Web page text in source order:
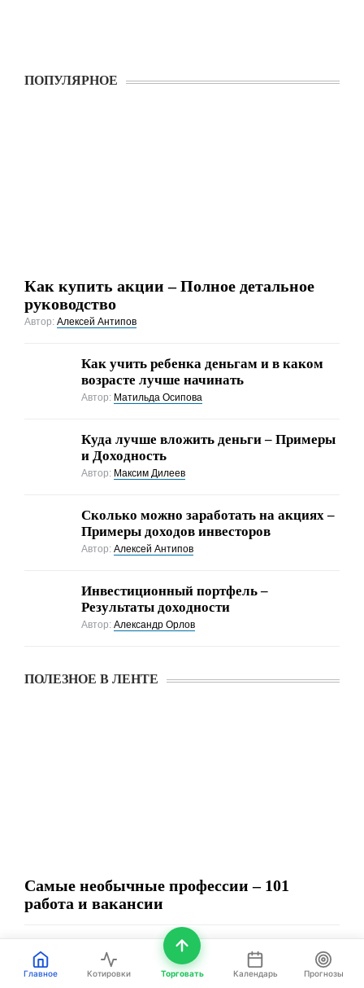
ПОПУЛЯРНОЕ
Как купить акции – Полное детальное
руководство
Автор:Алексей Антипов
Как учить ребенка деньгам и в каком
возрасте лучше начинать
Автор: Матильда Осипова
Куда лучше вложить деньги – Примеры
и Доходность
Автор: Максим Дилеев
Cколько можно заработать на акциях –
Примеры доходов инвесторов
Автор:Алексей Антипов
Инвестиционный портфель –
Результаты доходности
Автор:Александр Орлов
ПОЛЕЗНОЕ В ЛЕНТЕ
Самые необычные профессии – 101
работа и вакансии
Главное Котировки Торговать Календарь Прогнозы